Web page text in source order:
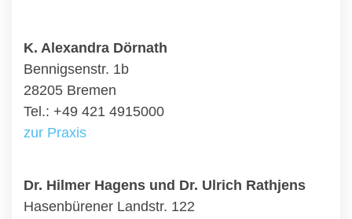
K. Alexandra Dörnath
Bennigsenstr. 1b
28205 Bremen
Tel.: +49 421 4915000
zur Praxis
Dr. Hilmer Hagens und Dr. Ulrich Rathjens
Hasenbürener Landstr. 122